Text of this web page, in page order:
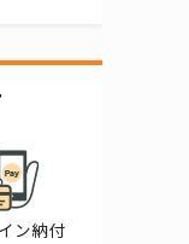
ン納付